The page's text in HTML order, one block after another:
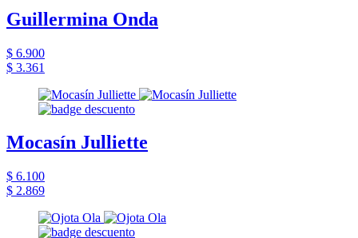
Guillermina Onda
$ 6.900
$ 3.361
Mocasín Julliette
$ 6.100
$ 2.869